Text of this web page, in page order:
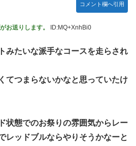
コメント欄へ引用
お送りします。 ID:MQ+XnhBi0
みたいな派手なコースを走らされ
てつまらないかなと思っていたけ
状態でのお祭りの雰囲気からレー
レッドブルならやりそうかなーと